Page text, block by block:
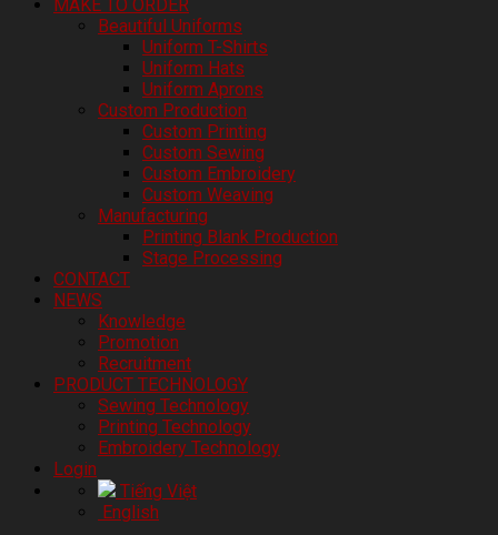
MAKE TO ORDER
Beautiful Uniforms
Uniform T-Shirts
Uniform Hats
Uniform Aprons
Custom Production
Custom Printing
Custom Sewing
Custom Embroidery
Custom Weaving
Manufacturing
Printing Blank Production
Stage Processing
CONTACT
NEWS
Knowledge
Promotion
Recruitment
PRODUCT TECHNOLOGY
Sewing Technology
Printing Technology
Embroidery Technology
Login
Tiếng Việt
English